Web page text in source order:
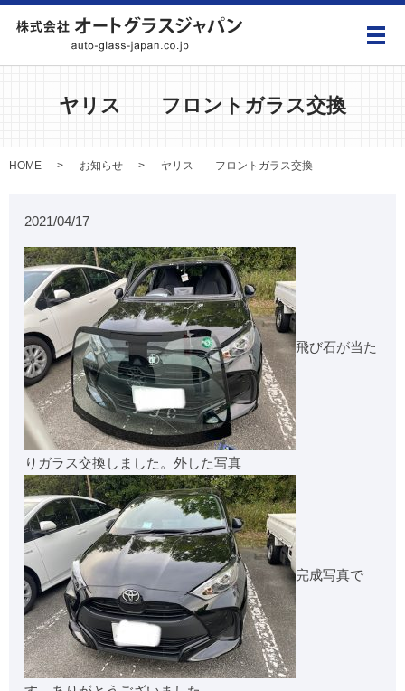
メ
ヤリス フロントガラス交換
HOME お知らせ ヤリス フロントガラス交換
2021/04/17
飛び石が当た
りガラス交換しました。外した写真
完成写真で